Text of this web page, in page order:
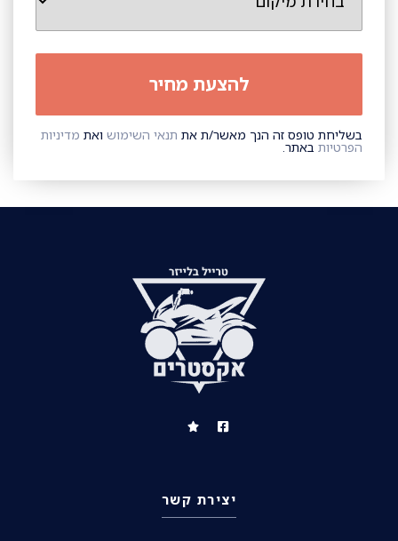
בשליחת טופס זה הנך מאשר/ת את תנאי השימוש ואת מדיניות
הפרטיות באתר.
יצירת קשר